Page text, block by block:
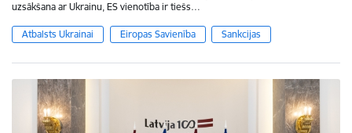
uzsākšana ar Ukrainu, ES vienotība ir tiešs…
Atbalsts Ukrainai Eiropas Savienība Sankcijas